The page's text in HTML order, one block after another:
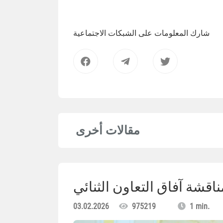
شارك المعلومات على الشبكات الاجتماعية
مقالات أخرى
آفاق التعاون الثنائي
03.02.2026 975219 1 min.